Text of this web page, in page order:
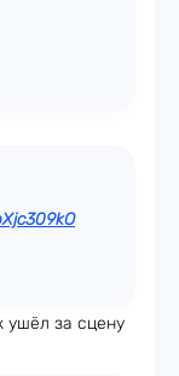
ушёл за сцену